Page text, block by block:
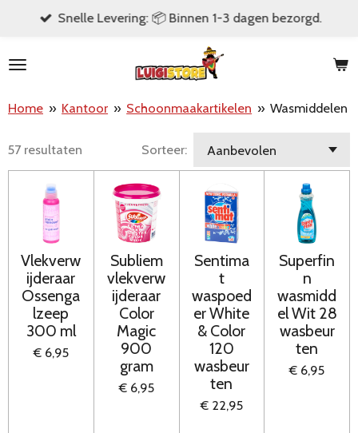
naar
hoofdinhoud
Snelle Levering: 📦 Binnen 1-3 dagen bezorgd.
Home » Kantoor » Schoonmaakartikelen » Wasmiddelen
57 resultaten Sorteer:
Vlekverw
ijderaar
Ossenga
lzeep
300 ml
€ 6,95
Subliem
vlekverw
ijderaar
Color
Magic
900
gram
€ 6,95
Sentima
t
waspoed
er White
& Color
120
wasbeur
ten
€ 22,95
Superfin
n
wasmidd
el Wit 28
wasbeur
ten
€ 6,95